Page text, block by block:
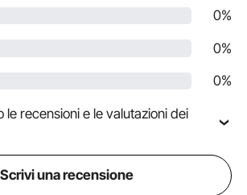
0%
0%
0%
le recensioni e le valutazioni dei
Scrivi una recensione